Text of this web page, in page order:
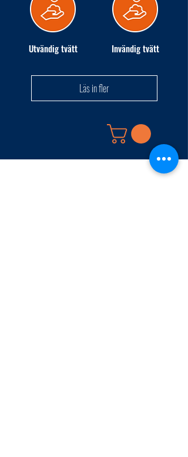
Utvändig tvätt Invändig tvätt
Läs in fler